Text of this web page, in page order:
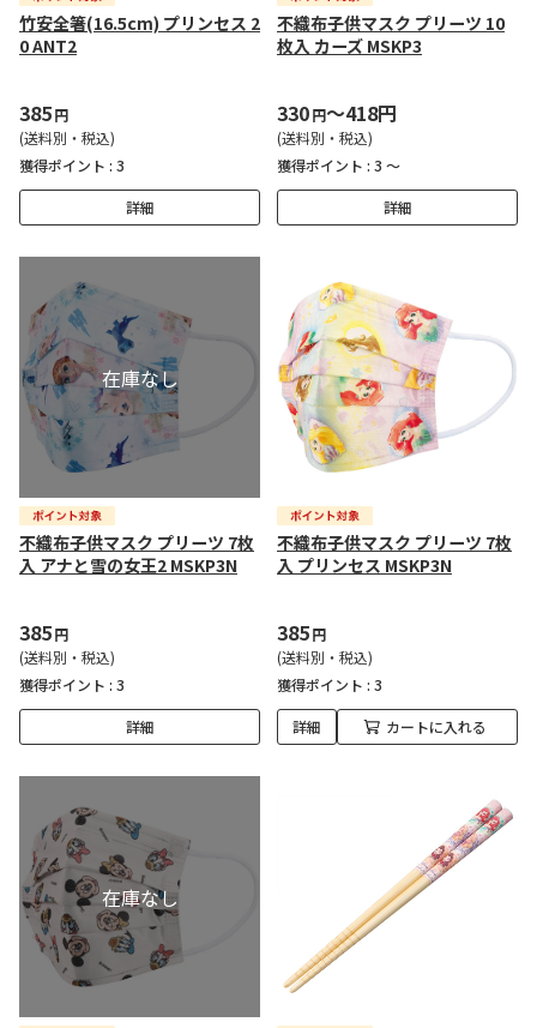
竹安全箸(16.5cm) プリンセス 2
0 ANT2
385円
(送料別・税込)
獲得ポイント : 3
詳細
不織布子供マスク プリーツ 10
枚入 カーズ MSKP3
330円～418円
(送料別・税込)
獲得ポイント : 3 ～
詳細
不織布子供マスク プリーツ 7枚
入 アナと雪の女王2 MSKP3N
385円
(送料別・税込)
獲得ポイント : 3
詳細
不織布子供マスク プリーツ 7枚
入 プリンセス MSKP3N
385円
(送料別・税込)
獲得ポイント : 3
詳細 カートに入れる